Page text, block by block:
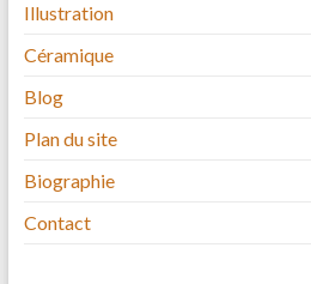
Illustration
Céramique
Blog
Plan du site
Biographie
Contact